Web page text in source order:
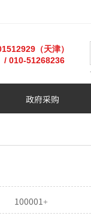
（天津）
/ 010-51268236
政府采购
100001+